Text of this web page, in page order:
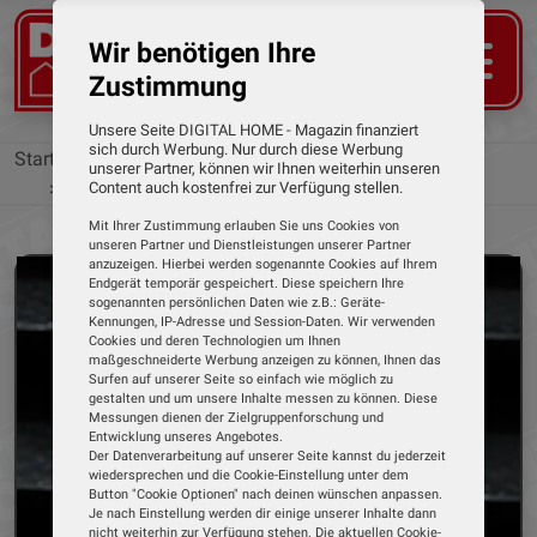
Startseite Tests
Smarte Ringe
Blaupunkt
Ring Pro von Blaupunkt
Wir benötigen Ihre
Zustimmung
Unsere Seite DIGITAL HOME - Magazin finanziert
sich durch Werbung. Nur durch diese Werbung
unserer Partner, können wir Ihnen weiterhin unseren
Content auch kostenfrei zur Verfügung stellen.
Mit Ihrer Zustimmung erlauben Sie uns Cookies von
unseren Partner und Dienstleistungen unserer Partner
anzuzeigen. Hierbei werden sogenannte Cookies auf Ihrem
Endgerät temporär gespeichert. Diese speichern Ihre
sogenannten persönlichen Daten wie z.B.: Geräte-
Kennungen, IP-Adresse und Session-Daten. Wir verwenden
Cookies und deren Technologien um Ihnen
maßgeschneiderte Werbung anzeigen zu können, Ihnen das
Surfen auf unserer Seite so einfach wie möglich zu
gestalten und um unsere Inhalte messen zu können. Diese
Messungen dienen der Zielgruppenforschung und
Entwicklung unseres Angebotes.
Der Datenverarbeitung auf unserer Seite kannst du jederzeit
wiedersprechen und die Cookie-Einstellung unter dem
Button "Cookie Optionen" nach deinen wünschen anpassen.
Je nach Einstellung werden dir einige unserer Inhalte dann
nicht weiterhin zur Verfügung stehen. Die aktuellen Cookie-